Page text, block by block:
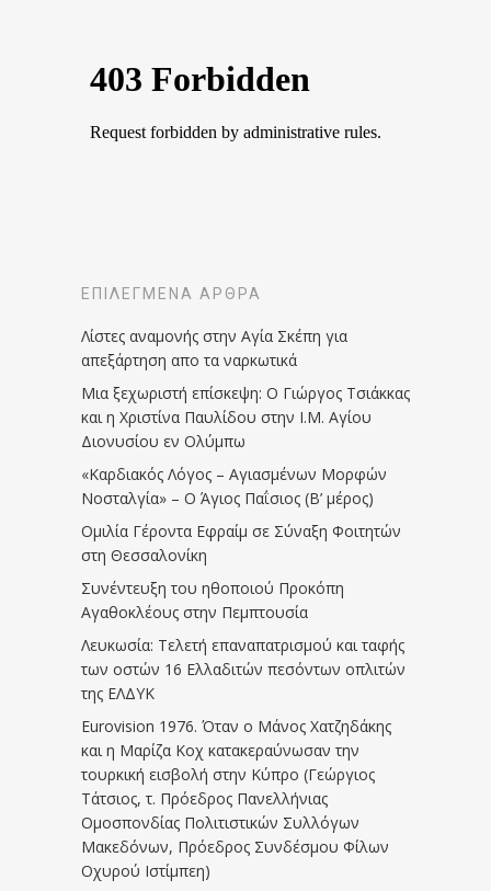
ΕΠΙΛΕΓΜΈΝΑ ΆΡΘΡΑ
Λίστες αναμονής στην Αγία Σκέπη για
απεξάρτηση απο τα ναρκωτικά
Μια ξεχωριστή επίσκεψη: Ο Γιώργος Τσιάκκας
και η Χριστίνα Παυλίδου στην Ι.Μ. Αγίου
Διονυσίου εν Ολύμπω
«Καρδιακός Λόγος – Αγιασμένων Μορφών
Νοσταλγία» – Ο Άγιος Παΐσιος (Β’ μέρος)
Ομιλία Γέροντα Εφραίμ σε Σύναξη Φοιτητών
στη Θεσσαλονίκη
Συνέντευξη του ηθοποιού Προκόπη
Αγαθοκλέους στην Πεμπτουσία
Λευκωσία: Τελετή επαναπατρισμού και ταφής
των οστών 16 Ελλαδιτών πεσόντων οπλιτών
της ΕΛΔΥΚ
Eurovision 1976. Όταν ο Μάνος Χατζηδάκης
και η Μαρίζα Κοχ κατακεραύνωσαν την
τουρκική εισβολή στην Κύπρο (Γεώργιος
Τάτσιος, τ. Πρόεδρος Πανελλήνιας
Ομοσπονδίας Πολιτιστικών Συλλόγων
Μακεδόνων, Πρόεδρος Συνδέσμου Φίλων
Οχυρού Ιστίμπεη)